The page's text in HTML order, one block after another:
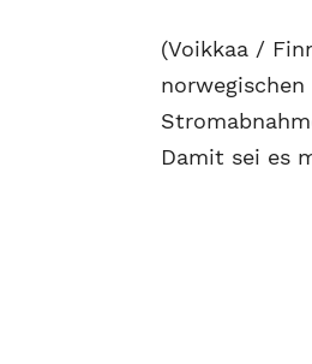
(Voikkaa /
Damit sei es